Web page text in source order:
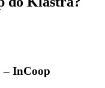
– InCoop